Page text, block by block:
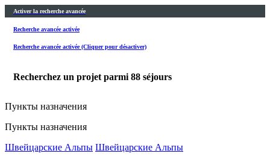
Activer la recherche avancée
Recherche avancée activée
Recherche avancée activée (Cliquer pour désactiver)
Recherchez un projet parmi 88 séjours
Пункты назначения
Пункты назначения
Швейцарские Альпы Швейцарские Альпы